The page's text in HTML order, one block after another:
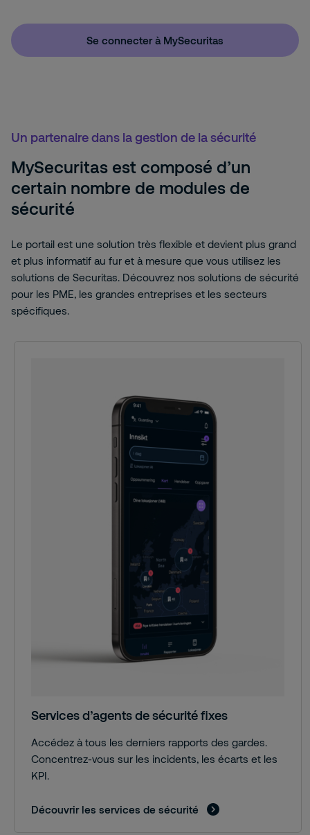
Se connecter à MySecuritas
Un partenaire dans la gestion de la sécurité
MySecuritas est composé d’un
certain nombre de modules de
sécurité
Le portail est une solution très flexible et devient plus grand
et plus informatif au fur et à mesure que vous utilisez les
solutions de Securitas. Découvrez nos solutions de sécurité
pour les PME, les grandes entreprises et les secteurs
spécifiques.
Services d’agents de sécurité fixes
Accédez à tous les derniers rapports des gardes.
Concentrez-vous sur les incidents, les écarts et les
KPI.
Découvrir les services de sécurité